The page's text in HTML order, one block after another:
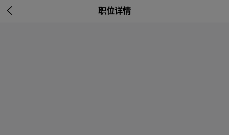
 职位详情